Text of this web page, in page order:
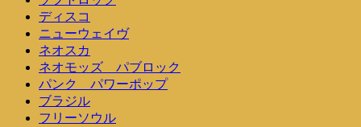
ディスコ
ニューウェイヴ
ネオスカ
ネオモッズ パブロック
パンク パワーポップ
ブラジル
フリーソウル